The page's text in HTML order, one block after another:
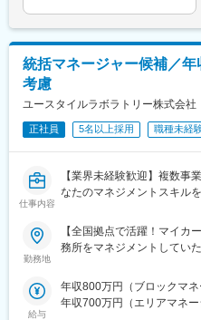
統括マネージャー候補／
考慮
ユースタイルラボラトリー株式会社
正社員 5名以上採用 職種未経
仕事内容
【業界未経験歓迎】複数
なたのマネジメントスキル
勤務地
【全国拠点で活躍！マイカ
務所をマネジメントしてい
《養成期間中の勤務地》現
で行っていますが、ご希望
給与
年収800万円（ブロックマ
年収700万円（エリアマネ